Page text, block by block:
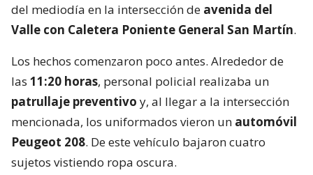
del mediodía en la intersección de avenida del
Valle con Caletera Poniente General San Martín.
Los hechos comenzaron poco antes. Alrededor de
las 11:20 horas, personal policial realizaba un
patrullaje preventivo y, al llegar a la intersección
mencionada, los uniformados vieron un automóvil
Peugeot 208. De este vehículo bajaron cuatro
sujetos vistiendo ropa oscura.